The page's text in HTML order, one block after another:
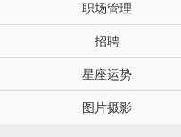
职场管理
招聘
星座运势
图片摄影